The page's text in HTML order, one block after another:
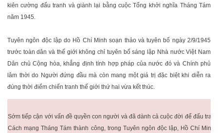
kiên cường đấu tranh và giành lại bằng cuộc Tổng khởi nghĩa Tháng Tám
năm 1945.
Tuyên ngôn độc lập do Hồ Chí Minh soạn thảo và tuyên bố ngày 2/9/1945
trước toàn dân và thế giới không chỉ tuyên bố sáng lập Nhà nước Việt Nam
Dân chủ Cộng hòa, khẳng định tính hợp pháp của nước đó và Chính phủ
lâm thời do Người đứng đầu mà còn mang một giá trị đặc biệt khi diễn ra
đúng thời điểm chiến tranh thế giới thứ hai vừa kết thúc.
Sớm tiếp cận với vấn đề quyền con người và đã dành cả cuộc đời để đấu
Cách mạng Tháng Tám thành công, trong Tuyên ngôn độc lập, Hồ Chí